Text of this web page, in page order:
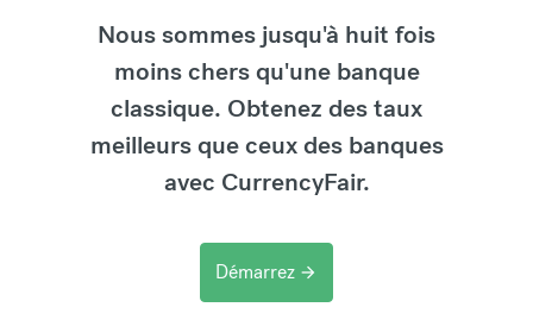
Nous sommes jusqu'à huit fois
moins chers qu'une banque
classique. Obtenez des taux
meilleurs que ceux des banques
avec CurrencyFair.
Démarrez arrow_forward